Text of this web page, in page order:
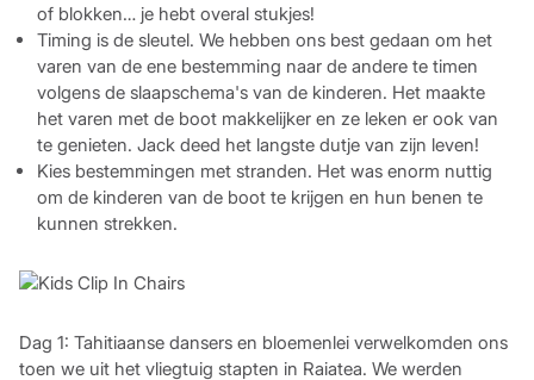
of blokken… je hebt overal stukjes!
Timing is de sleutel. We hebben ons best gedaan om het
varen van de ene bestemming naar de andere te timen
volgens de slaapschema's van de kinderen. Het maakte
het varen met de boot makkelijker en ze leken er ook van
te genieten. Jack deed het langste dutje van zijn leven!
Kies bestemmingen met stranden. Het was enorm nuttig
om de kinderen van de boot te krijgen en hun benen te
kunnen strekken.
Dag 1: Tahitiaanse dansers en bloemenlei verwelkomden ons
toen we uit het vliegtuig stapten in Raiatea. We werden